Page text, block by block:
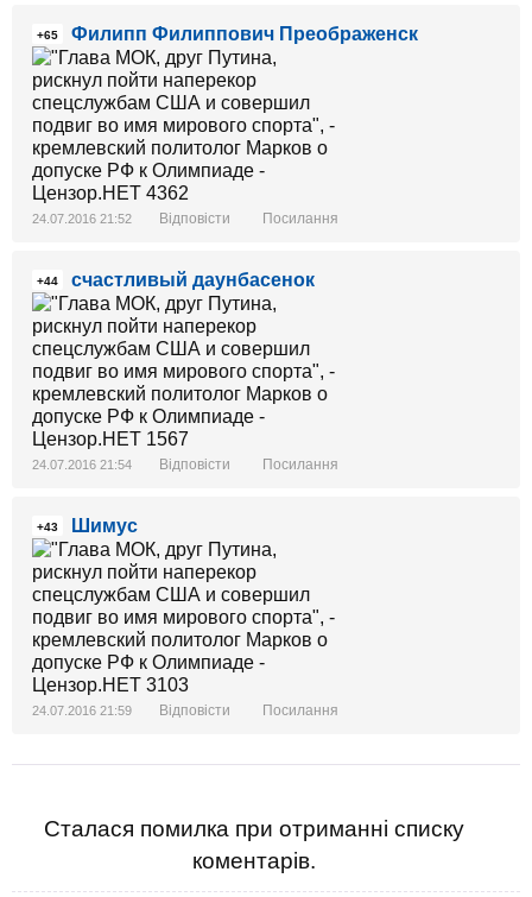
+65 Филипп Филиппович Преображенск
24.07.2016 21:52 Відповісти Посилання
+44 счастливый даунбасенок
24.07.2016 21:54 Відповісти Посилання
+43 Шимус
24.07.2016 21:59 Відповісти Посилання
Сталася помилка при отриманні списку
коментарів.